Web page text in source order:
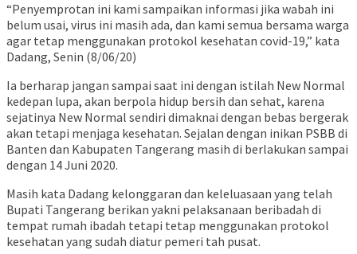
“Penyemprotan ini kami sampaikan informasi jika wabah ini
belum usai, virus ini masih ada, dan kami semua bersama warga
agar tetap menggunakan protokol kesehatan covid-19,” kata
Dadang, Senin (8/06/20)
Ia berharap jangan sampai saat ini dengan istilah New Normal
kedepan lupa, akan berpola hidup bersih dan sehat, karena
sejatinya New Normal sendiri dimaknai dengan bebas bergerak
akan tetapi menjaga kesehatan. Sejalan dengan inikan PSBB di
Banten dan Kabupaten Tangerang masih di berlakukan sampai
dengan 14 Juni 2020.
Masih kata Dadang kelonggaran dan keleluasaan yang telah
Bupati Tangerang berikan yakni pelaksanaan beribadah di
tempat rumah ibadah tetapi tetap menggunakan protokol
kesehatan yang sudah diatur pemeri tah pusat.